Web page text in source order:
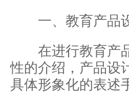
一、教育产品
在进行教育产品
性的介绍，产品设
具体形象化的表述